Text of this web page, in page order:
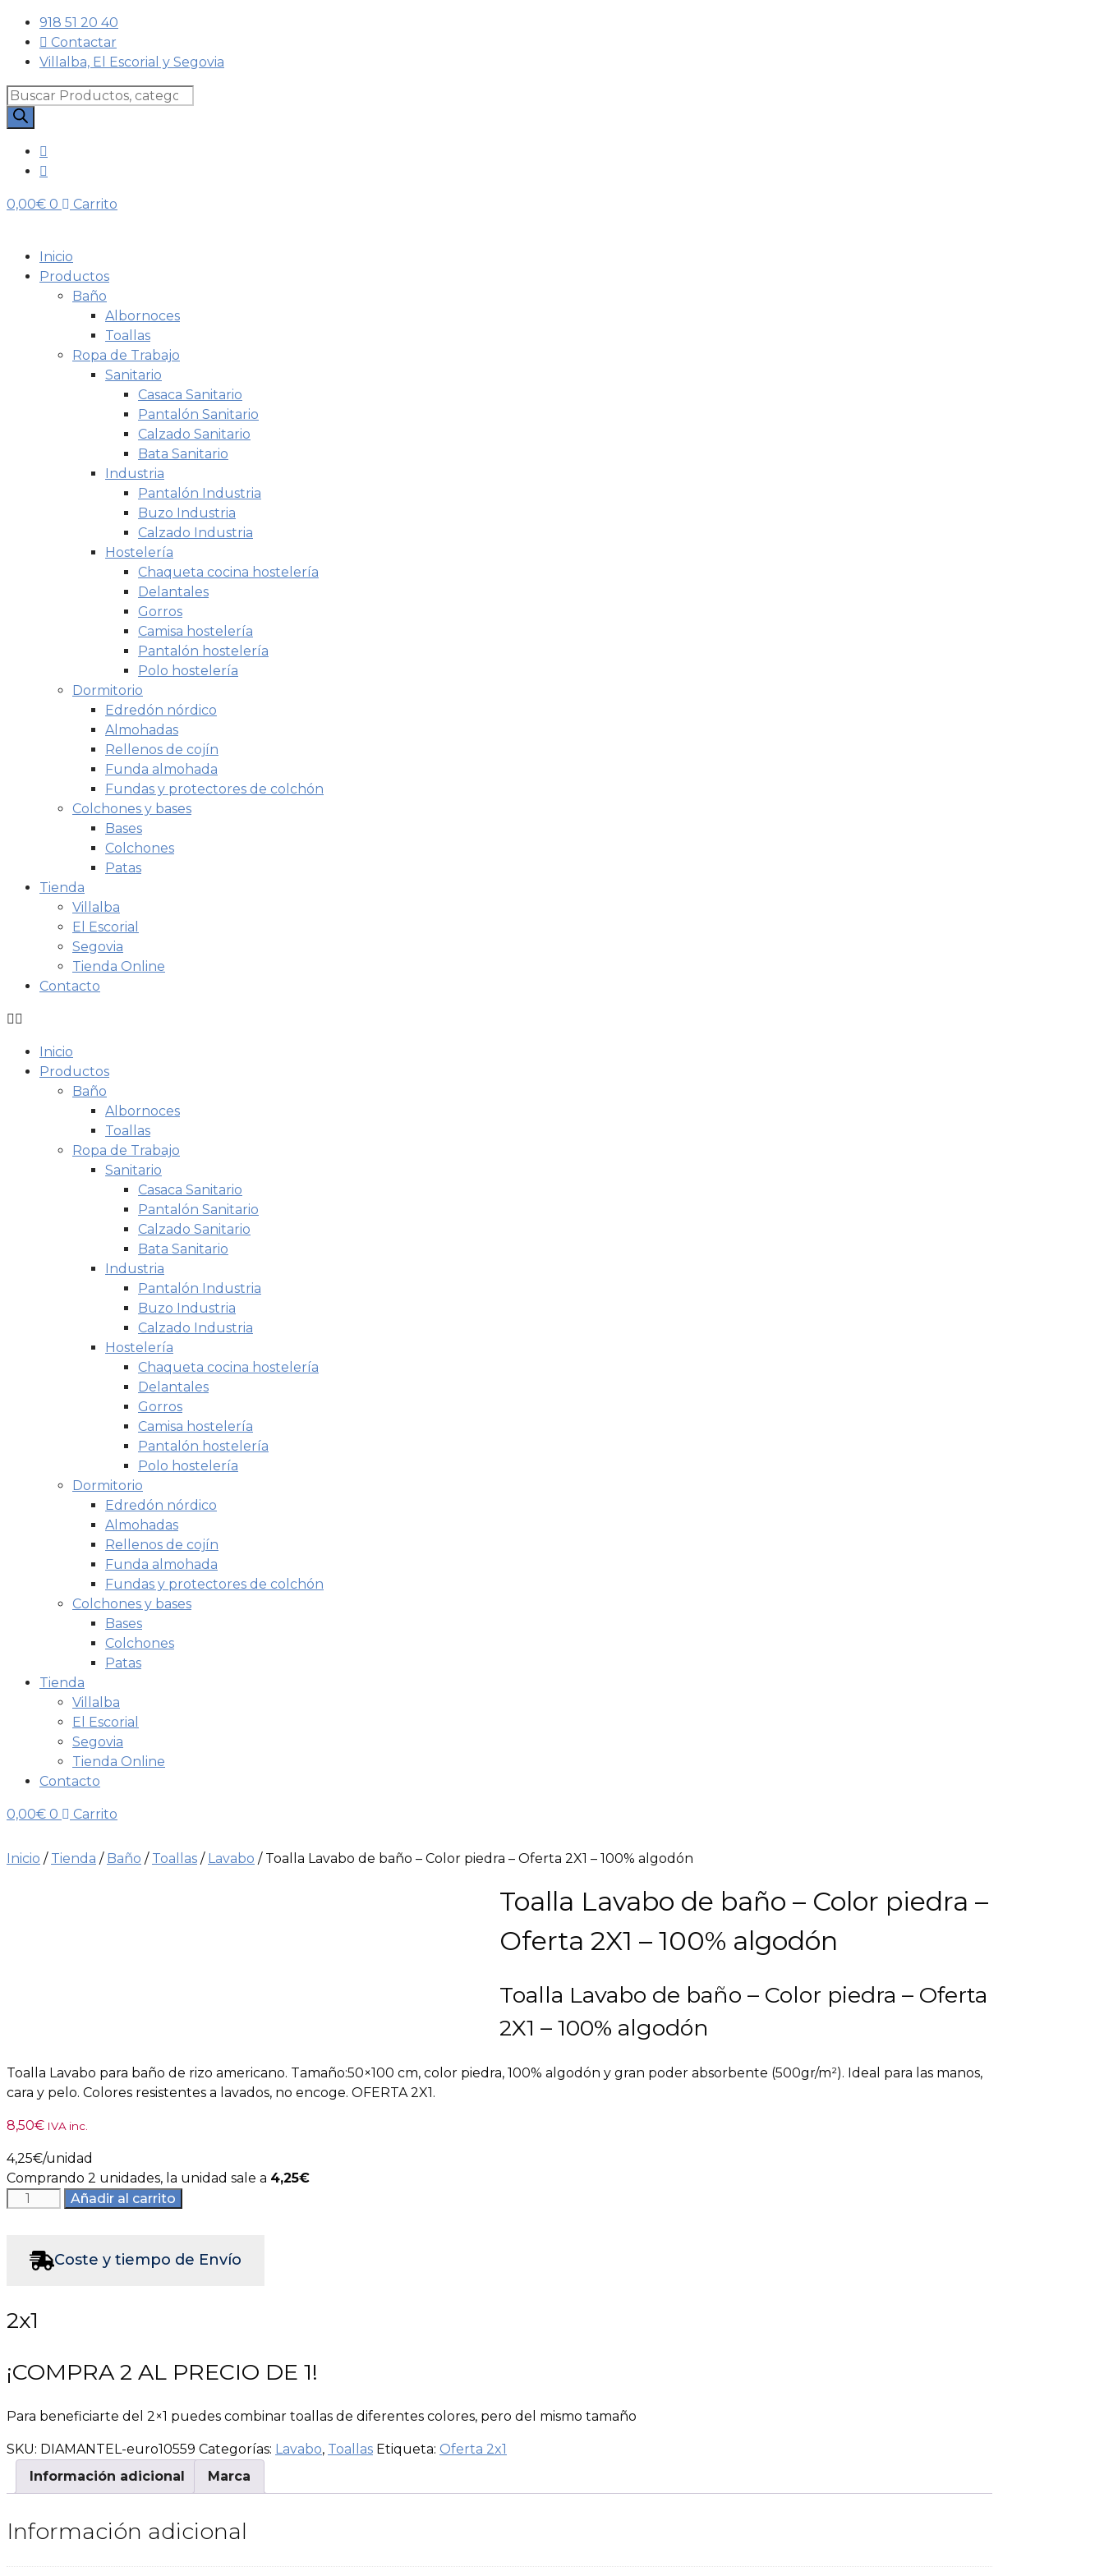
Saltar
contenido
918 51 20 40
Contactar
Villalba, El Escorial y Segovia
Búsqueda
de
productos
0,00€ 0 Carrito
Inicio
Productos
Baño
Albornoces
Toallas
Ropa de Trabajo
Sanitario
Casaca Sanitario
Pantalón Sanitario
Calzado Sanitario
Bata Sanitario
Industria
Pantalón Industria
Buzo Industria
Calzado Industria
Hostelería
Chaqueta cocina hostelería
Delantales
Gorros
Camisa hostelería
Pantalón hostelería
Polo hostelería
Dormitorio
Edredón nórdico
Almohadas
Rellenos de cojín
Funda almohada
Fundas y protectores de colchón
Colchones y bases
Bases
Colchones
Patas
Tienda
Villalba
El Escorial
Segovia
Tienda Online
Contacto
Inicio
Productos
Baño
Albornoces
Toallas
Ropa de Trabajo
Sanitario
Casaca Sanitario
Pantalón Sanitario
Calzado Sanitario
Bata Sanitario
Industria
Pantalón Industria
Buzo Industria
Calzado Industria
Hostelería
Chaqueta cocina hostelería
Delantales
Gorros
Camisa hostelería
Pantalón hostelería
Polo hostelería
Dormitorio
Edredón nórdico
Almohadas
Rellenos de cojín
Funda almohada
Fundas y protectores de colchón
Colchones y bases
Bases
Colchones
Patas
Tienda
Villalba
El Escorial
Segovia
Tienda Online
Contacto
0,00€ 0 Carrito
Inicio / Tienda / Baño / Toallas / Lavabo / Toalla Lavabo de baño – Color piedra – Oferta 2X1 – 100% algodón
Toalla Lavabo de baño – Color piedra –
Oferta 2X1 – 100% algodón
Toalla Lavabo de baño – Color piedra – Oferta
2X1 – 100% algodón
Toalla Lavabo para baño de rizo americano. Tamaño:50×100 cm, color piedra, 100% algodón y gran poder absorbente (500gr/m²). Ideal para las manos,
cara y pelo. Colores resistentes a lavados, no encoge. OFERTA 2X1.
8,50€ IVA inc.
4,25€/unidad
Comprando 2 unidades, la unidad sale a 4,25€
Toalla
baño
piedra
2X1
100%
cantidad
Añadir al carrito
Coste y tiempo de Envío
2x1
¡COMPRA 2 AL PRECIO DE 1!
Para beneficiarte del 2×1 puedes combinar toallas de diferentes colores, pero del mismo tamaño
SKU: DIAMANTEL-euro10559 Categorías: Lavabo, Toallas Etiqueta: Oferta 2x1
Información adicional
Marca
Información adicional